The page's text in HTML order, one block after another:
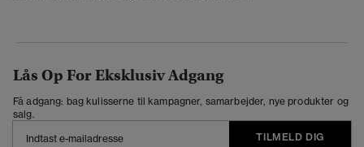
Lås Op For Eksklusiv Adgang
Få adgang: bag kulisserne til kampagner, samarbejder, nye produkter og
salg.
TILMELD DIG